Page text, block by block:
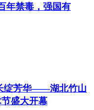
年禁毒，强国有
绽芳华——湖北竹山
盛大开幕